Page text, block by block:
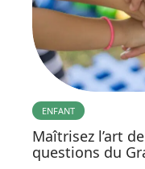
ENFANT
Maîtrisez l’art
questions du